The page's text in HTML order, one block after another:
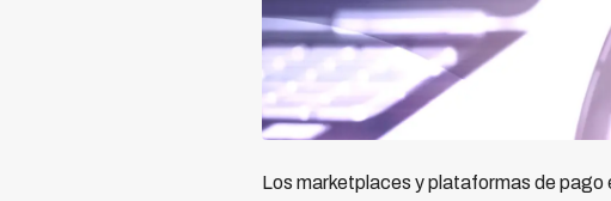
Los marketplaces y plataformas de pago